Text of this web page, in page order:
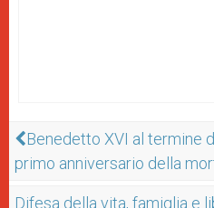
Benedetto XVI al termine
primo anniversario della
Difesa della vita, famiglia e